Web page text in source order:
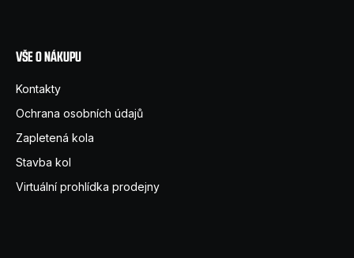
VŠE O NÁKUPU
Kontakty
Ochrana osobních údajů
Zapletená kola
Stavba kol
Virtuální prohlídka prodejny